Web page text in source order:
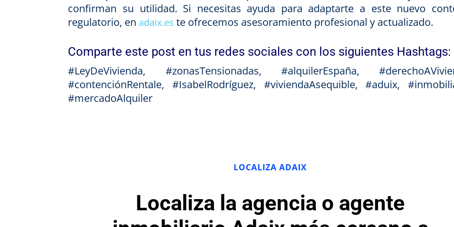
confirman su utilidad. Si necesitas ayuda para adaptarte a este nuevo
regulatorio, enadaix.es te ofrecemos asesoramiento profesional y actualizado.
Comparte este post en tus redes sociales con los siguientes Hashtags:
#LeyDeVivienda, #zonasTensionadas, #alquilerEspaña,
#contenciónRentale, #IsabelRodríguez, #viviendaAsequible, #aduix,
#mercadoAlquiler
LOCALIZA ADAIX
Localiza la agencia o agente